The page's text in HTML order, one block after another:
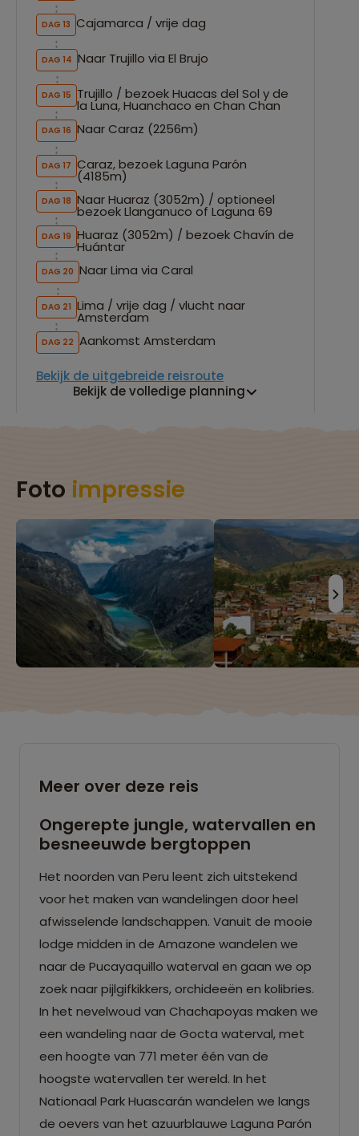
DAG 13 Cajamarca / vrije dag
DAG 14 Naar Trujillo via El Brujo
DAG 15 Trujillo / bezoek Huacas del Sol y de
la Luna, Huanchaco en Chan Chan
DAG 16 Naar Caraz (2256m)
DAG 17 Caraz, bezoek Laguna Parón
(4185m)
DAG 18 Naar Huaraz (3052m) / optioneel
bezoek Llanganuco of Laguna 69
DAG 19 Huaraz (3052m) / bezoek Chavín de
Huántar
DAG 20 Naar Lima via Caral
DAG 21 Lima / vrije dag / vlucht naar
Amsterdam
DAG 22 Aankomst Amsterdam
Bekijk de uitgebreide reisroute
Bekijk de volledige planning
Foto impressie
Meer over deze reis
Ongerepte jungle, watervallen en
besneeuwde bergtoppen
Het noorden van Peru leent zich uitstekend
voor het maken van wandelingen door heel
afwisselende landschappen. Vanuit de mooie
lodge midden in de Amazone wandelen we
naar de Pucayaquillo waterval en gaan we op
zoek naar pijlgifkikkers, orchideeën en kolibries.
In het nevelwoud van Chachapoyas maken we
een wandeling naar de Gocta waterval, met
een hoogte van 771 meter één van de
hoogste watervallen ter wereld. In het
Nationaal Park Huascarán wandelen we langs
de oevers van het azuurblauwe Laguna Parón